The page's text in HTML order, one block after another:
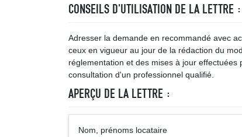
CONSEILS D'UTILISATION DE LA LETTRE :
Adresser la demande en recommandé avec
ceux en vigueur au jour de la rédaction du
réglementation et des mises à jour
consultation d'un professionnel qualifié.
APERÇU DE LA LETTRE :
Nom, prénoms